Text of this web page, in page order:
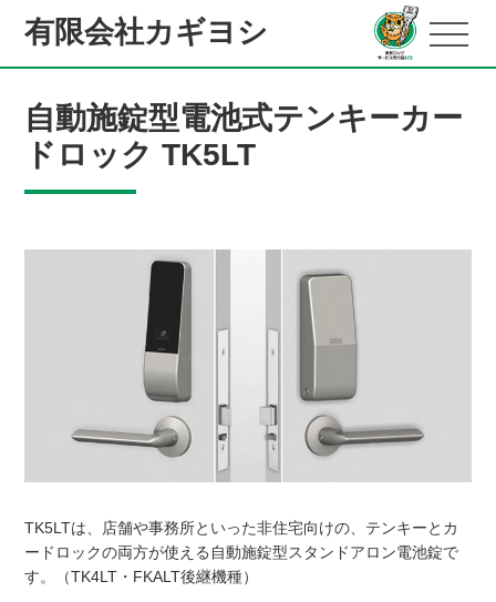
有限会社カギヨシ
自動施錠型電池式テンキーカー
ドロック TK5LT
TK5LTは、店舗や事務所といった非住宅向けの、テンキーとカ
ードロックの両方が使える自動施錠型スタンドアロン電池錠で
す。（TK4LT・FKALT後継機種）